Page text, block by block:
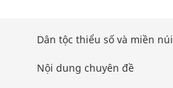
Dân tộc thiểu số và miền núi
Nội dung chuyên đề